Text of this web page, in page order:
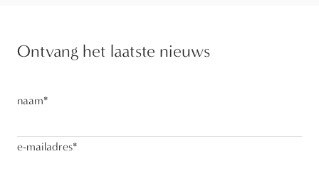
Ontvang het laatste nieuws
naam*
e-mailadres*